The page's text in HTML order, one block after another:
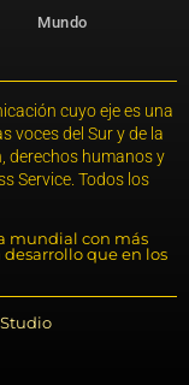
Mundo
cuyo eje es una
voces del Sur y de la
derechos humanos y
Service. Todos los
mundial con más
que en los